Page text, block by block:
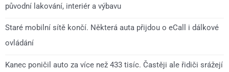
původní lakování, interiér a výbavu
Staré mobilní sítě končí. Některá auta přijdou o eCall i dálkové
ovládání
Kanec poničil auto za více než 433 tisíc. Častěji ale řidiči srážejí